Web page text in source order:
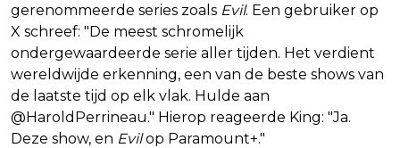
gerenommeerde series zoals Evil. Een gebruiker op
X schreef: "De meest schromelijk
ondergewaardeerde serie aller tijden. Het verdient
wereldwijde erkenning, een van de beste shows van
de laatste tijd op elk vlak. Hulde aan
@HaroldPerrineau." Hierop reageerde King: "Ja.
Deze show, en Evilop Paramount+."